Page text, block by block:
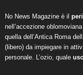
No News Magazine è il
nell’accezione
quella dell’Antica Roma dell’
(libero) da impiegare in
personale. L’ozio, quale